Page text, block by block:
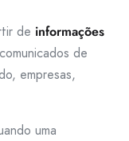
de informações
de
empresas,
uma